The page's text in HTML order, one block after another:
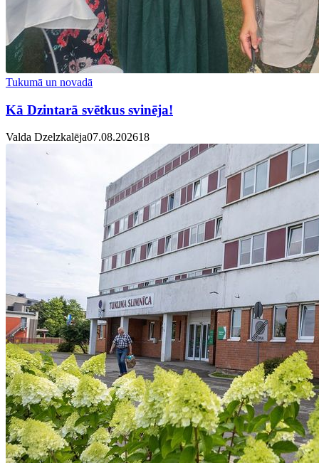
Tukumā un novadā
Kā Dzintarā svētkus svinēja!
Valda Dzelzkalēja07.08.202618